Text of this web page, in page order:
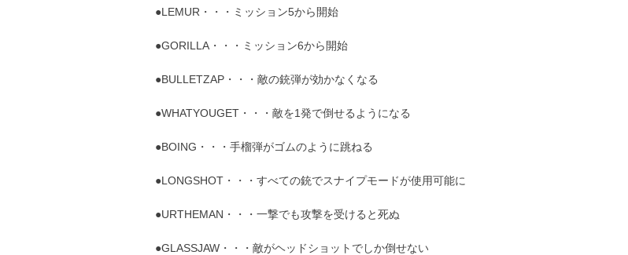
●LEMUR・・・ミッション5から開始
●GORILLA・・・ミッション6から開始
●BULLETZAP・・・敵の銃弾が効かなくなる
●WHATYOUGET・・・敵を1発で倒せるようになる
●BOING・・・手榴弾がゴムのように跳ねる
●LONGSHOT・・・すべての銃でスナイプモードが使用可能に
●URTHEMAN・・・一撃でも攻撃を受けると死ぬ
●GLASSJAW・・・敵がヘッドショットでしか倒せない